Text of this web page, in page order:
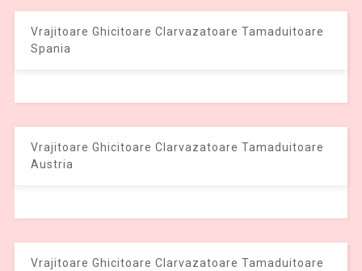
Vrajitoare Ghicitoare Clarvazatoare Tamaduitoare
Spania
Vrajitoare Ghicitoare Clarvazatoare Tamaduitoare
Austria
Vrajitoare Ghicitoare Clarvazatoare Tamaduitoare